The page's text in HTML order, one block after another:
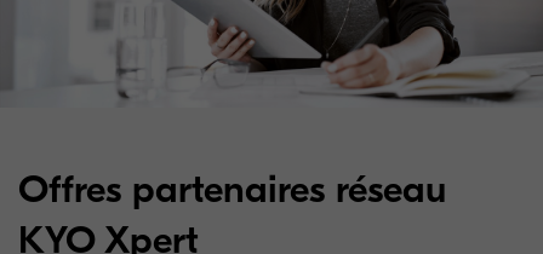
Offres partenaires réseau
KYO Xpert